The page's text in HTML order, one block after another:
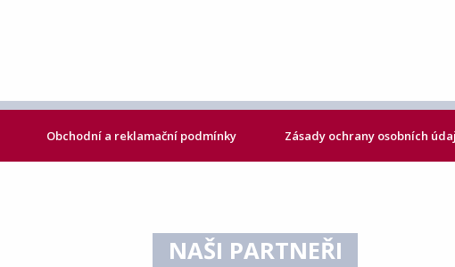
Obchodní a reklamační podmínky Zásady ochrany osobních
NAŠI PARTNEŘI